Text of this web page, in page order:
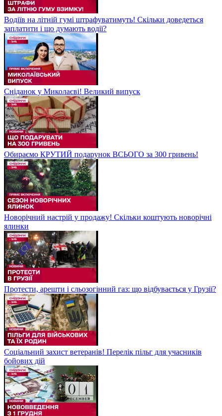
Водіїв на літній гумі штрафуватимуть! Скільки доведеться
заплатити і що думають водії?
Сніданок у Миколаєві! Великий випуск
Обираємо КРУТИЙ подарунок ВСЬОГО за 300 гривень!
Новорічний настрій у продажу! Скільки коштують новорічні
ялинки
Протести, арешти і сльозогінний газ: що відбувається у Грузії?
Соціальний захист ветеранів! Перелік пільг для учасників
бойових дій